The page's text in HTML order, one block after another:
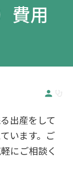
費用
出産をして
います。ご
にご相談く